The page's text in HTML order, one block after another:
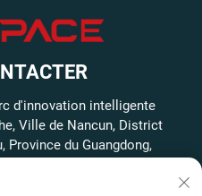
d'innovation intelligente
Ville de Nancun, District
Province du Guangdong,